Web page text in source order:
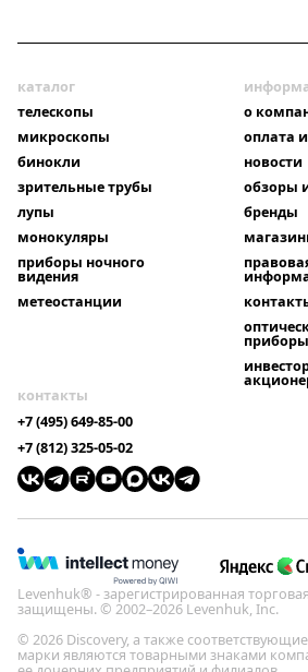
каталог
телескопы
микроскопы
бинокли
зрительные трубы
лупы
монокуляры
приборы ночного
видения
метеостанции
о
оплата
новости
обзоры
бренды
контакты
+7 (495) 649-85-00
+7 (812) 325-05-02
Levenhuk® - зарегистрированная
защищены. © 2002–2026 Levenhuk, Inc.
© 2026 Discovery, а также
марки являются товарными знаками